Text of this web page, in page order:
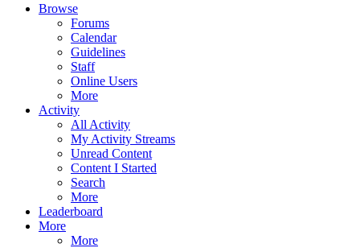
Browse
Forums
Calendar
Guidelines
Staff
Online Users
More
Activity
All Activity
My Activity Streams
Unread Content
Content I Started
Search
More
Leaderboard
More
More